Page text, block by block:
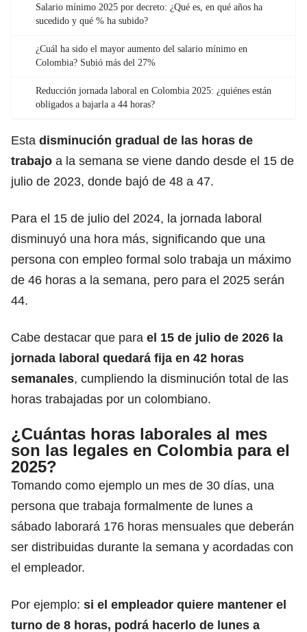
Salario mínimo 2025 por decreto: ¿Qué es, en qué años ha
sucedido y qué % ha subido?
¿Cuál ha sido el mayor aumento del salario mínimo en
Colombia? Subió más del 27%
Reducción jornada laboral en Colombia 2025: ¿quiénes están
obligados a bajarla a 44 horas?
Esta disminución gradual de las horas de
trabajo a la semana se viene dando desde el 15 de
julio de 2023, donde bajó de 48 a 47.
Para el 15 de julio del 2024, la jornada laboral
disminuyó una hora más, significando que una
persona con empleo formal solo trabaja un máximo
de 46 horas a la semana, pero para el 2025 serán
44.
Cabe destacar que para el 15 de julio de 2026 la
jornada laboral quedará fija en 42 horas
semanales, cumpliendo la disminución total de las
horas trabajadas por un colombiano.
¿Cuántas horas laborales al mes
son las legales en Colombia para el
2025?
Tomando como ejemplo un mes de 30 días, una
persona que trabaja formalmente de lunes a
sábado laborará 176 horas mensuales que deberán
ser distribuidas durante la semana y acordadas con
el empleador.
Por ejemplo: si el empleador quiere mantener el
turno de 8 horas, podrá hacerlo de lunes a